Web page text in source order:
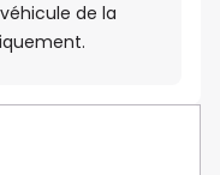
de la